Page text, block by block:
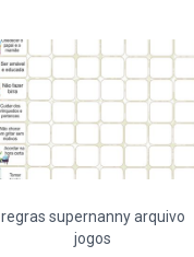
regras supernanny arquivo
jogos